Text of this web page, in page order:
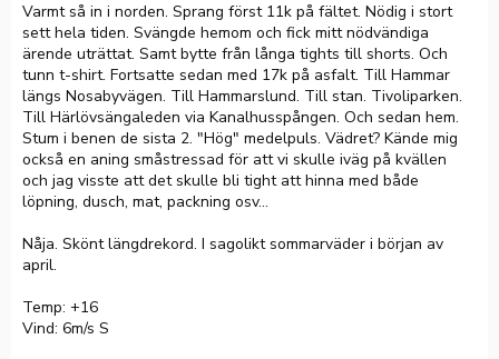
Varmt så in i norden. Sprang först 11k på fältet. Nödig i stort
sett hela tiden. Svängde hemom och fick mitt nödvändiga
ärende uträttat. Samt bytte från långa tights till shorts. Och
tunn t-shirt. Fortsatte sedan med 17k på asfalt. Till Hammar
längs Nosabyvägen. Till Hammarslund. Till stan. Tivoliparken.
Till Härlövsängaleden via Kanalhusspången. Och sedan hem.
Stum i benen de sista 2. "Hög" medelpuls. Vädret? Kände mig
också en aning småstressad för att vi skulle iväg på kvällen
och jag visste att det skulle bli tight att hinna med både
löpning, dusch, mat, packning osv...
Nåja. Skönt längdrekord. I sagolikt sommarväder i början av
april.
Temp: +16
Vind: 6m/s S